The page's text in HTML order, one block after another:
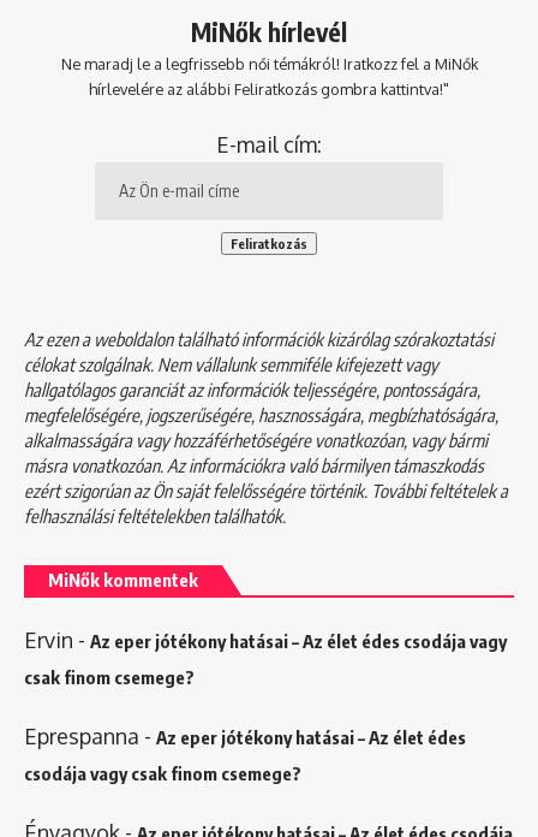
MiNők hírlevél
Ne maradj le a legfrissebb női témákról! Iratkozz fel a MiNők
hírlevelére az alábbi Feliratkozás gombra kattintva!"
E-mail cím:
Az ezen a weboldalon található információk kizárólag szórakoztatási
célokat szolgálnak. Nem vállalunk semmiféle kifejezett vagy
hallgatólagos garanciát az információk teljességére, pontosságára,
megfelelőségére, jogszerűségére, hasznosságára, megbízhatóságára,
alkalmasságára vagy hozzáférhetőségére vonatkozóan, vagy bármi
másra vonatkozóan. Az információkra való bármilyen támaszkodás
ezért szigorúan az Ön saját felelősségére történik. További feltételek a
felhasználási feltételekbentalálhatók.
MiNők kommentek
Ervin - Az eper jótékony hatásai – Az élet édes csodája vagy
csak finom csemege?
Eprespanna - Az eper jótékony hatásai – Az élet édes
csodája vagy csak finom csemege?